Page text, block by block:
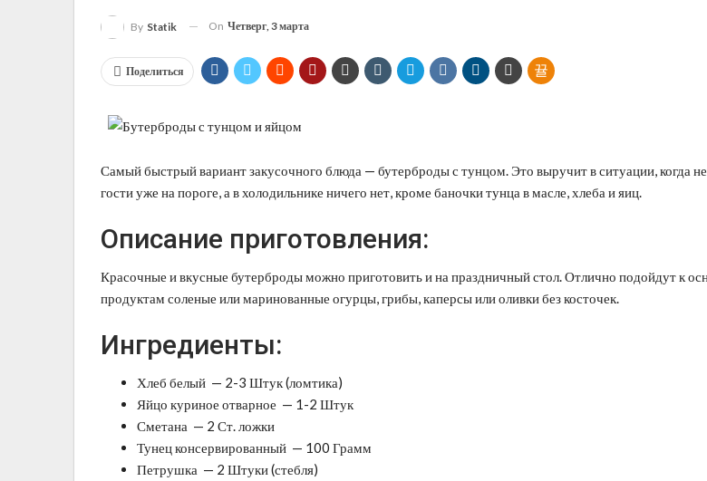
By Statik On Четверг, 3 марта
Поделиться
Самый быстрый вариант закусочного блюда — бутерброды с тунцом. Это выручит в ситуации, когда
гости уже на пороге, а в холодильнике ничего нет, кроме баночки тунца в масле, хлеба и яиц.
Описание приготовления:
Красочные и вкусные бутерброды можно приготовить и на праздничный стол. Отлично подойдут к
продуктам соленые или маринованные огурцы, грибы, каперсы или оливки без косточек.
Ингредиенты:
Хлеб белый — 2-3 Штук (ломтика)
Яйцо куриное отварное — 1-2 Штук
Сметана — 2 Ст. ложки
Тунец консервированный — 100 Грамм
Петрушка — 2 Штуки (стебля)